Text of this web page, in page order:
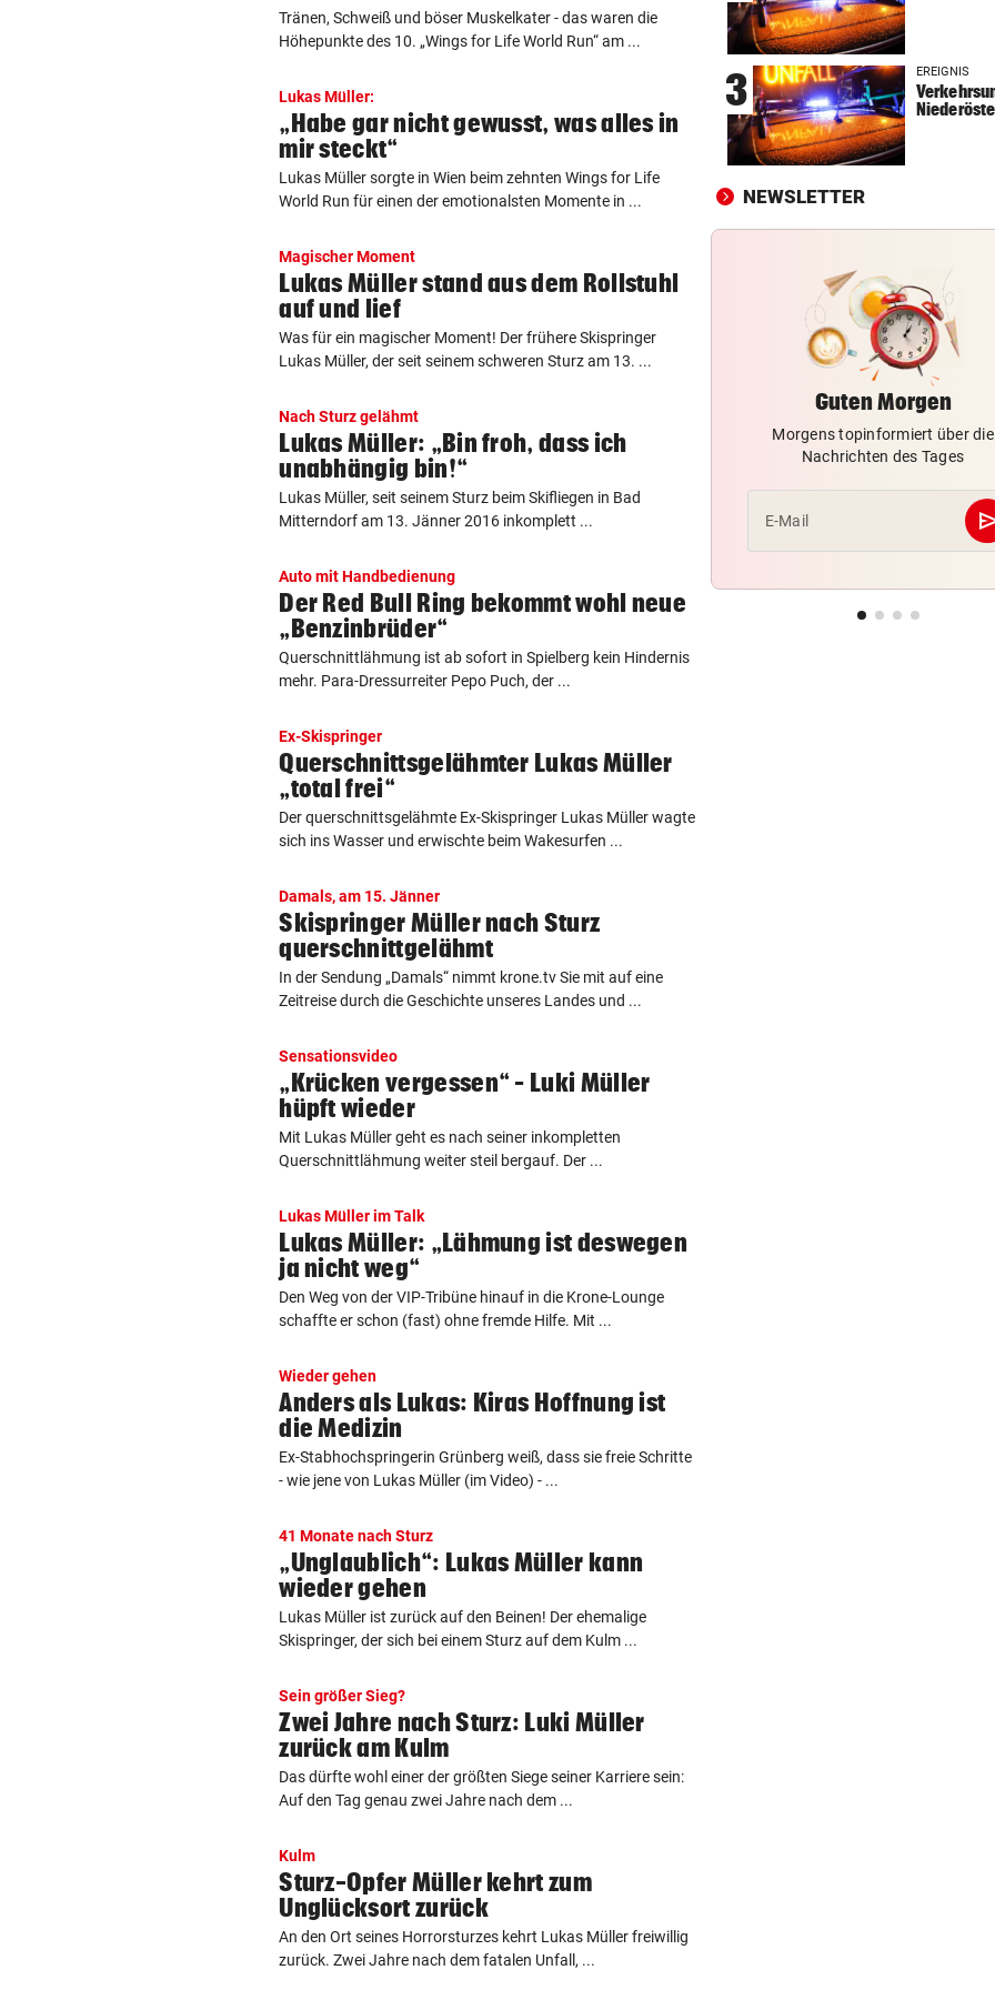
Tränen, Schweiß und böser Muskelkater - das waren die
Höhepunkte des 10. „Wings for Life World Run“ am ...
Lukas Müller:
„Habe gar nicht gewusst, was alles in
mir steckt“
Lukas Müller sorgte in Wien beim zehnten Wings for Life
World Run für einen der emotionalsten Momente in ...
Magischer Moment
Lukas Müller stand aus dem Rollstuhl
auf und lief
Was für ein magischer Moment! Der frühere Skispringer
Lukas Müller, der seit seinem schweren Sturz am 13. ...
Nach Sturz gelähmt
Lukas Müller: „Bin froh, dass ich
unabhängig bin!“
Lukas Müller, seit seinem Sturz beim Skifliegen in Bad
Mitterndorf am 13. Jänner 2016 inkomplett ...
Auto mit Handbedienung
Der Red Bull Ring bekommt wohl neue
„Benzinbrüder“
Querschnittlähmung ist ab sofort in Spielberg kein Hindernis
mehr. Para-Dressurreiter Pepo Puch, der ...
Ex-Skispringer
Querschnittsgelähmter Lukas Müller
„total frei“
Der querschnittsgelähmte Ex-Skispringer Lukas Müller wagte
sich ins Wasser und erwischte beim Wakesurfen ...
Damals, am 15. Jänner
Skispringer Müller nach Sturz
querschnittgelähmt
In der Sendung „Damals“ nimmt krone.tv Sie mit auf eine
Zeitreise durch die Geschichte unseres Landes und ...
Sensationsvideo
„Krücken vergessen“ – Luki Müller
hüpft wieder
Mit Lukas Müller geht es nach seiner inkompletten
Querschnittlähmung weiter steil bergauf. Der ...
Lukas Müller im Talk
Lukas Müller: „Lähmung ist deswegen
ja nicht weg“
Den Weg von der VIP-Tribüne hinauf in die Krone-Lounge
schaffte er schon (fast) ohne fremde Hilfe. Mit ...
Wieder gehen
Anders als Lukas: Kiras Hoffnung ist
die Medizin
Ex-Stabhochspringerin Grünberg weiß, dass sie freie Schritte
- wie jene von Lukas Müller (im Video) - ...
41 Monate nach Sturz
„Unglaublich“: Lukas Müller kann
wieder gehen
Lukas Müller ist zurück auf den Beinen! Der ehemalige
Skispringer, der sich bei einem Sturz auf dem Kulm ...
Sein größer Sieg?
Zwei Jahre nach Sturz: Luki Müller
zurück am Kulm
Das dürfte wohl einer der größten Siege seiner Karriere sein:
Auf den Tag genau zwei Jahre nach dem ...
Kulm
Sturz-Opfer Müller kehrt zum
Unglücksort zurück
An den Ort seines Horrorsturzes kehrt Lukas Müller freiwillig
zurück. Zwei Jahre nach dem fatalen Unfall, ...
KEIN ARSENAL-WECHSEL
Vinicius Jr. verlängert bei
Madrid bis 2032
UKRAINISCHER ANGRIFF?
Vor Oman havarierter Tanker:
„VERSTEHE ICH NICHT“ vor
Morddrohungen aus
3 EREIGNIS
NEWSLETTER
Guten Morgen
Morgens topinformiert über die
Nachrichten des Tages
E-Mail